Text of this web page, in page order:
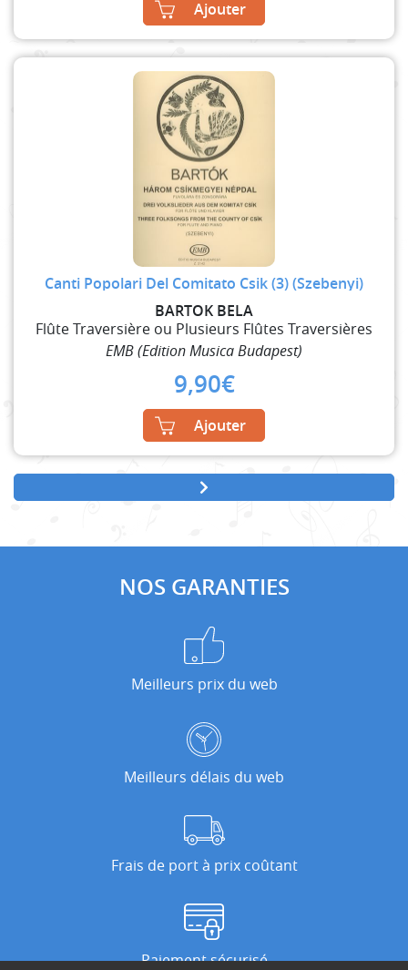
Ajouter
Canti Popolari Del Comitato Csik (3) (Szebenyi)
BARTOK BELA
Flûte Traversière ou Plusieurs Flûtes Traversières
EMB (Edition Musica Budapest)
9,90€
Ajouter
NOS GARANTIES
Meilleurs prix du web
Meilleurs délais du web
Frais de port à prix coûtant
Paiement sécurisé